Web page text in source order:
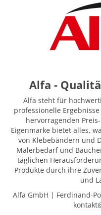
Alfa -
Alfa steht für
professionelle
hervorragenden
Eigenmarke bietet alles,
von Klebebändern und
Malerbedarf und
täglichen
Produkte durch ihre
und
Alfa GmbH | Ferdinand-